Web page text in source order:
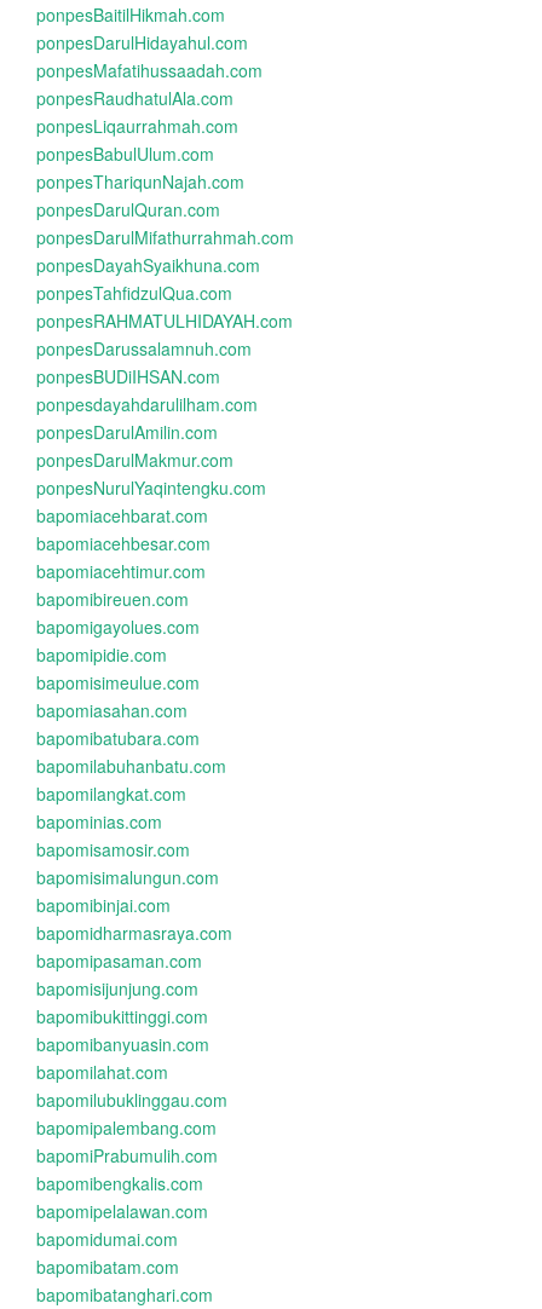
ponpesBaitilHikmah.com
ponpesDarulHidayahul.com
ponpesMafatihussaadah.com
ponpesRaudhatulAla.com
ponpesLiqaurrahmah.com
ponpesBabulUlum.com
ponpesThariqunNajah.com
ponpesDarulQuran.com
ponpesDarulMifathurrahmah.com
ponpesDayahSyaikhuna.com
ponpesTahfidzulQua.com
ponpesRAHMATULHIDAYAH.com
ponpesDarussalamnuh.com
ponpesBUDiIHSAN.com
ponpesdayahdarulilham.com
ponpesDarulAmilin.com
ponpesDarulMakmur.com
ponpesNurulYaqintengku.com
bapomiacehbarat.com
bapomiacehbesar.com
bapomiacehtimur.com
bapomibireuen.com
bapomigayolues.com
bapomipidie.com
bapomisimeulue.com
bapomiasahan.com
bapomibatubara.com
bapomilabuhanbatu.com
bapomilangkat.com
bapominias.com
bapomisamosir.com
bapomisimalungun.com
bapomibinjai.com
bapomidharmasraya.com
bapomipasaman.com
bapomisijunjung.com
bapomibukittinggi.com
bapomibanyuasin.com
bapomilahat.com
bapomilubuklinggau.com
bapomipalembang.com
bapomiPrabumulih.com
bapomibengkalis.com
bapomipelalawan.com
bapomidumai.com
bapomibatam.com
bapomibatanghari.com